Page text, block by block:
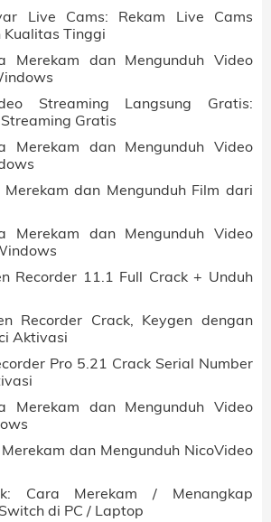
Live Cams: Rekam Live Cams
Kualitas Tinggi
Merekam dan Mengunduh Video
Streaming Langsung Gratis:
Gratis
Merekam dan Mengunduh Video
dan Mengunduh Film dari
Merekam dan Mengunduh Video
Recorder 11.1 Full Crack + Unduh
Recorder Crack, Keygen dengan
Aktivasi
Pro 5.21 Crack Serial Number
Merekam dan Mengunduh Video
dan Mengunduh NicoVideo
Cara Merekam / Menangkap
di PC / Laptop